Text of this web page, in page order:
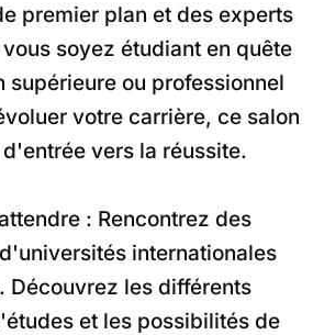
premier plan et des experts
soyez étudiant en quête
supérieure ou professionnel
votre carrière, ce salon
vers la réussite.
: Rencontrez des
internationales
Découvrez les différents
et les possibilités de